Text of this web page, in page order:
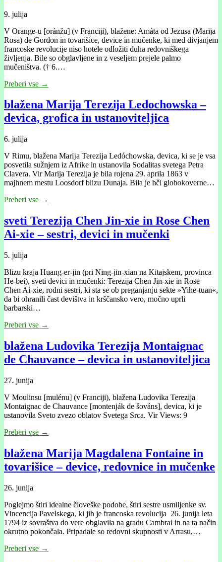
9. julija
V Orange-u [oránžu] (v Franciji), blažene: Amáta od Jezusa (Marija
Rosa) de Gordon in tovarišice, device in mučenke, ki med divjanjem
francoske revolucije niso hotele odložiti duha redovniškega
življenja. Bile so obglavljene in z veseljem prejele palmo
mučeništva. († 6.…
Preberi vse →
blažena Marĳa Terezĳa Ledochowska –
devica, grofica in ustanoviteljica
6. julija
V Rimu, blažena Marĳa Terezĳa Ledóchowska, devica, ki se je vsa
posvetila sužnjem iz Afrike in ustanovila Sodalitas svetega Petra
Clavera. Vir Marija Terezija je bila rojena 29. aprila 1863 v
majhnem mestu Loosdorf blizu Dunaja. Bila je hči globokoverne…
Preberi vse →
sveti Terezija Chen Jin-xie in Rose Chen
Ai-xie – sestri, devici in mučenki
5. julija
Blizu kraja Huang-er-jin (pri Ning-jin-xian na Kitajskem, provinca
He-bei), sveti devici in mučenki: Terezija Chen Jin-xie in Rose
Chen Ai-xie, rodni sestri, ki sta se ob preganjanju sekte »Yihe-tuan«,
da bi ohranili čast devištva in krščansko vero, močno uprli
barbarski…
Preberi vse →
blažena Ludovika Terezija Montaignac
de Chauvance – devica in ustanoviteljica
27. junija
V Moulinsu [mulénu] (v Franciji), blažena Ludovika Terezija
Montaignac de Chauvance [montenják de šováns], devica, ki je
ustanovila Sveto zvezo oblatov Svetega Srca. Vir Views: 9
Preberi vse →
blažena Marija Magdalena Fontaine in
tovarišice – device, redovnice in mučenke
26. junija
Poglejmo štiri idealne človeške podobe, štiri sestre usmiljenke sv.
Vincencija Pavelskega, ki jih je francoska revolucija 26. junija leta
1794 iz sovraštva do vere obglavila na gradu Cambrai in na ta način
okrutno pokončala. Pripadale so redovni skupnosti v Arrasu,…
Preberi vse →